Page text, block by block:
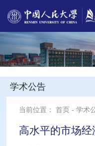
学术公告
当前位置：首页 -学术
高水平的市场